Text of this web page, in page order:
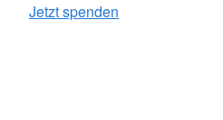
Jetzt spenden